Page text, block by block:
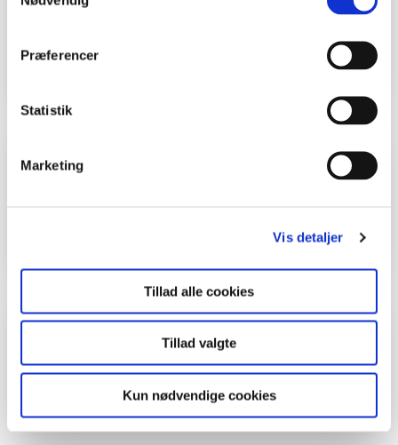
Præferencer
Statistik
Marketing
Vis detaljer
Tillad alle cookies
Tillad valgte
Kun nødvendige cookies
Udskrive arbejdsark til eleverne
Tid
2 timer